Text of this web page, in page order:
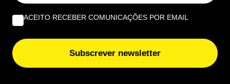
Profissional não profissionalizada – Uma reflexão de
agosto | Por Ana Alexandra Resende
EUROPE DIRECT ALGARVE
ACEITO RECEBER COMUNICAÇÕES POR EMAIL
Subscrever newsletter